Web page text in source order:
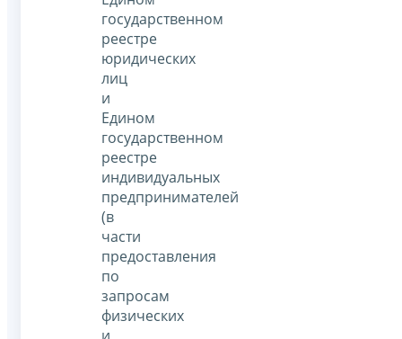
государственном
реестре
юридических
лиц
и
Едином
государственном
реестре
индивидуальных
предпринимателей
(в
части
предоставления
по
запросам
физических